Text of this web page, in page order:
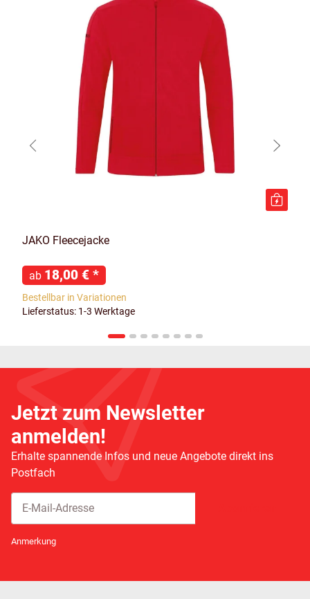
JAKO Fleecejacke
ab 18,00 € *
Bestellbar in Variationen
Lieferstatus: 1-3 Werktage
Jetzt zum Newsletter
anmelden!
Erhalte spannende Infos und neue Angebote direkt ins
Postfach
Anmerkung